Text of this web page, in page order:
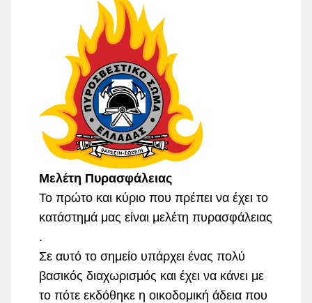
Μελέτη Πυρασφάλειας
Το πρώτο και κύριο που πρέπει να έχει το
κατάστημά μας είναι μελέτη πυρασφάλειας
.
Σε αυτό το σημείο υπάρχει ένας πολύ
βασικός διαχωρισμός και έχει να κάνει με
το πότε εκδόθηκε η οικοδομική άδεια που